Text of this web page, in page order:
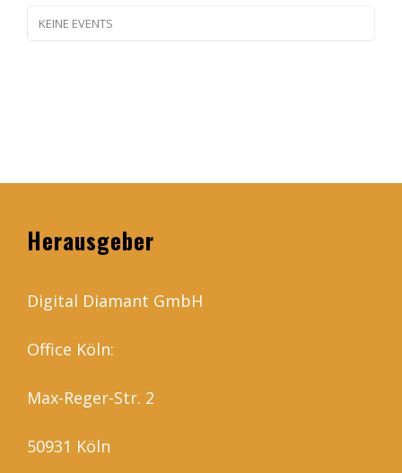
KEINE EVENTS
Herausgeber
Digital Diamant GmbH
Office Köln:
Max-Reger-Str. 2
50931 Köln